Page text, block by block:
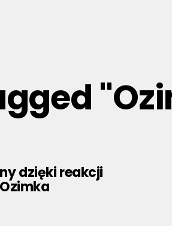
dzięki reakcji